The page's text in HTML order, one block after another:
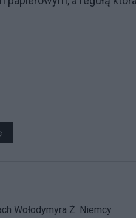
Wołodymyra Ż. Niemcy